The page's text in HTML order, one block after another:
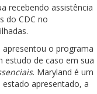
recebendo assistência
do CDC no
apresentou o programa
estudo de caso em sua
. Maryland é um
apresentado, a